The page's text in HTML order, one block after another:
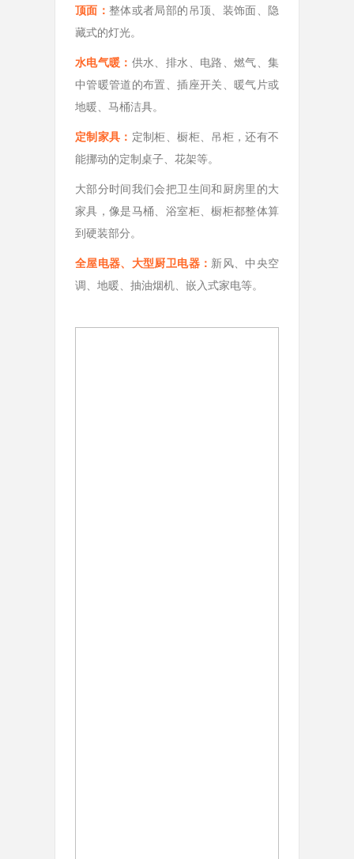
顶面： 整体或者局部的吊顶、装饰面、隐
藏式的灯光。
水电气暖： 供水、排水、电路、燃气、集
中管暖管道的布置、插座开关、暖气片或
地暖、马桶洁具。
定制家具： 定制柜、橱柜、吊柜，还有不
能挪动的定制桌子、花架等。
大部分时间我们会把卫生间和厨房里的大
家具，像是马桶、浴室柜、橱柜都整体算
到硬装部分。
全屋电器、大型厨卫电器： 新风、中央空
调、地暖、抽油烟机、嵌入式家电等。